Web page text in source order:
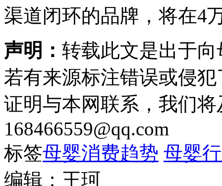
渠道闭环的品牌，将在4
声明： 转载此文是出于
若有来源标注错误或侵
证明与本网联系，我们
168466559@qq.com
标签母婴消费趋势 母婴
编辑：王珂